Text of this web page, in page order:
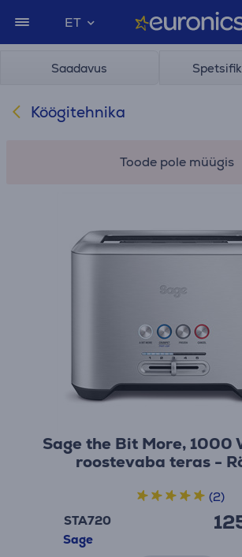
ET
Saadavus
Köögitehnika
Toode pole müügis
Sage the Bit More, 1000
roostevaba teras -
STA720
Sage
(2)